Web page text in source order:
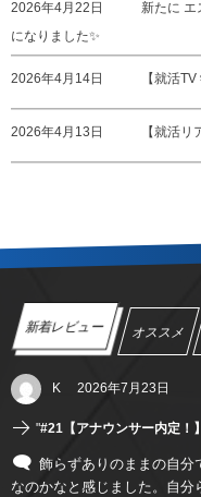
2026年4月22日
新たに
になりました✨
2026年4月14日 【就活
2026年4月13日 【就活
新着レビュー オススメ
K 2026年7月23日
"#21【アナウンサー内定
飾らずありのままの自分
なのかなと感じました。自